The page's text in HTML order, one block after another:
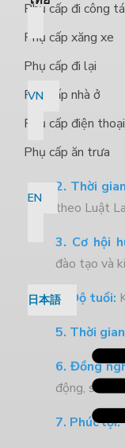
VN
EN
日本語
Phụ cấp đi công
Phụ cấp xăng xe
Phụ cấp đi lại
Phụ cấp nhà ở
Phụ cấp điện thoại
Phụ cấp ăn trưa
2. Thời
theo Luật
3. Cơ hội
đào tạo và
4. Độ tuổi:
5. Thời
6. Đồng
động, sẵn
7. Phúc lợi: